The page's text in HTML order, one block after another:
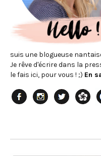
suis une blogueuse
Je rêve d'écrire dans la
le fais ici, pour vous ! ;) En